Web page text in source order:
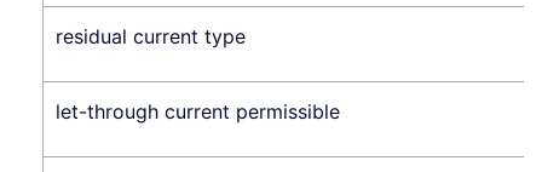
residual current type
let-through current permissible